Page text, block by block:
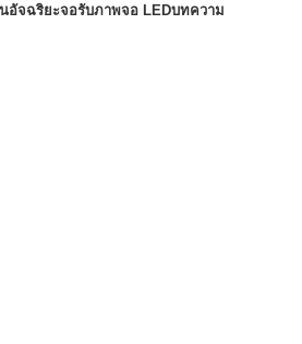
อัจฉริยะจอรับภาพจอ LEDบทความ